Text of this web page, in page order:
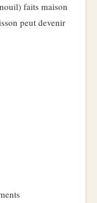
faits maison
peut devenir